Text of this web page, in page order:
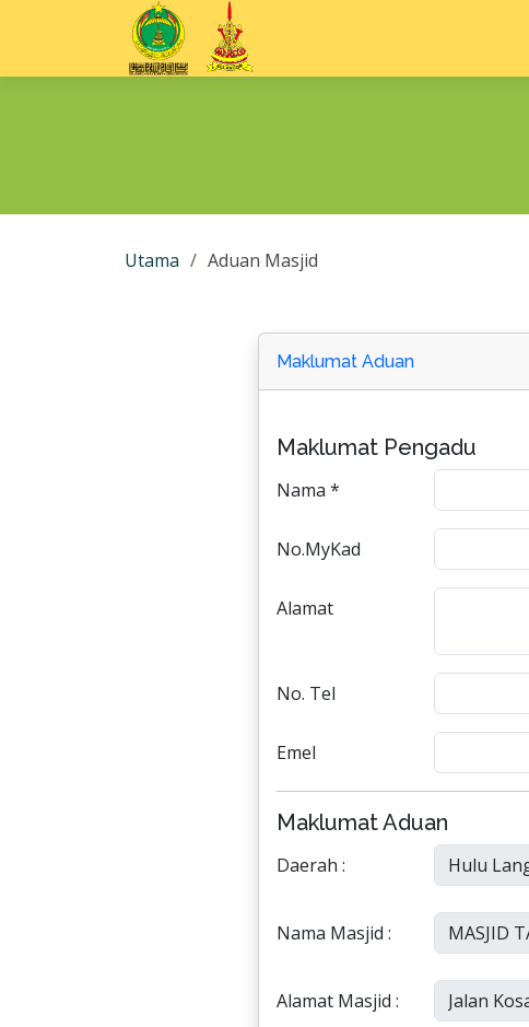
Utama Aduan Masjid
Maklumat Aduan
Maklumat Pengadu
Nama *
No.MyKad
Alamat
No. Tel
Emel
Maklumat Aduan
Daerah :
Nama Masjid :
Alamat Masjid :